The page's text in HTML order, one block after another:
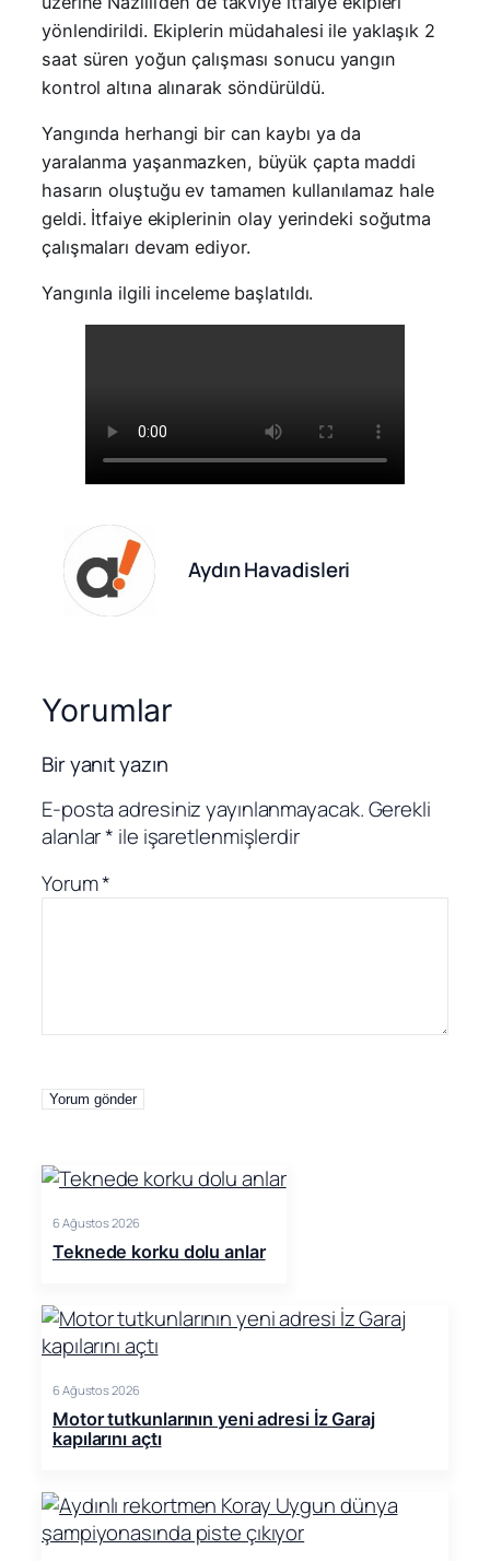
yönlendirildi. Ekiplerin müdahalesi ile yaklaşık 2
saat süren yoğun çalışması sonucu yangın
kontrol altına alınarak söndürüldü.
Yangında herhangi bir can kaybı ya da
yaralanma yaşanmazken, büyük çapta maddi
hasarın oluştuğu ev tamamen kullanılamaz hale
geldi. İtfaiye ekiplerinin olay yerindeki soğutma
çalışmaları devam ediyor.
Yangınla ilgili inceleme başlatıldı.
Aydın Havadisleri
Yorumlar
Bir yanıt yazın
E-posta adresiniz yayınlanmayacak.Gerekli
alanlar* ile işaretlenmişlerdir
Yorum*
6 Ağustos 2026
Teknede korku dolu anlar
6 Ağustos 2026
Motor tutkunlarının yeni adresi İz Garaj
kapılarını açtı